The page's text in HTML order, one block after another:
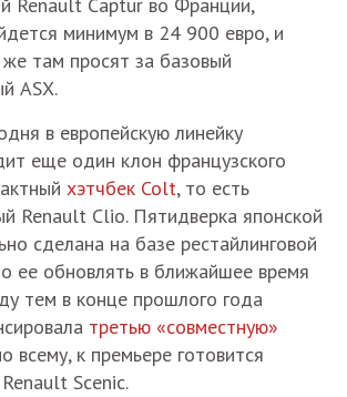
Renault Captur во Франции,
минимум в 24 900 евро, и
там просят за базовый
ASX.
в европейскую линейку
еще один клон французского
хэтчбек Colt, то есть
Renault Clio. Пятидверка японской
сделана на базе рестайлинговой
ее обновлять в ближайшее время
тем в конце прошлого года
третью «совместную»
всему, к премьере готовится
Scenic.